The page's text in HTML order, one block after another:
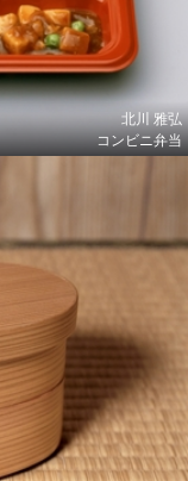
北川 雅弘
コンビニ弁当